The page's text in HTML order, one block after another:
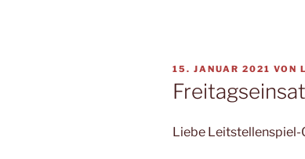
VERÖFFENTLICHT
AM
15. JANUAR 2021 VON
Liebe Leitstellenspiel-